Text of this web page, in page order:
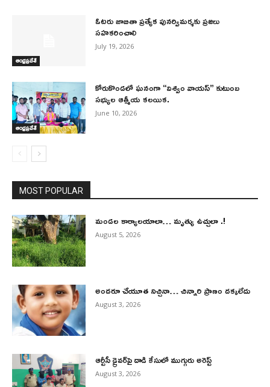
ఆంధ్రప్రదేశ్
ఓటరు జాబితా ప్రత్యేక పునర్విమర్శకు ప్రజలు
సహకరించాలి
July 19, 2026
ఆంధ్రప్రదేశ్
కోరుకొండలో ఘనంగా “విశ్వం వాయస్” కుటుంబ
సభ్యుల ఆత్మీయ కలయిక.
June 10, 2026
MOST POPULAR
మండల కార్యాలయాలా… మృత్యు ఉచ్చులా .!
August 5, 2026
అందరూ చేయూత నిచ్చినా… చిన్నారి ప్రాణం దక్కలేదు
August 3, 2026
ఆర్టీసీ డ్రైవర్‌పై దాడి కేసులో ముగ్గురు అరెస్ట్
August 3, 2026